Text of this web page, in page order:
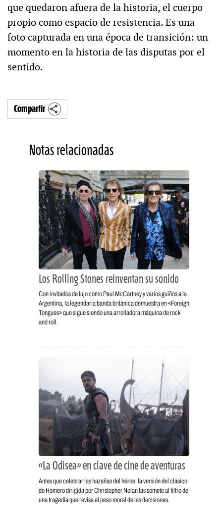
que quedaron afuera de la historia, el cuerpo
propio como espacio de resistencia. Es una
foto capturada en una época de transición: un
momento en la historia de las disputas por el
sentido.
Compartir
Notas relacionadas
Los Rolling Stones reinventan su sonido
Con invitados de lujo como Paul McCartney y varios guiños a la
Argentina, la legendaria banda británica demuestra en «Foreign
Tongues» que sigue siendo una arrolladora máquina de rock
and roll.
«La Odisea» en clave de cine de aventuras
Antes que celebrar las hazañas del héroe, la versión del clásico
de Homero dirigida por Christopher Nolan las somete al filtro de
una tragedia que revisa el peso moral de las decisiones.